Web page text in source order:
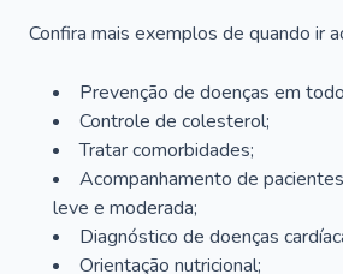
Confira mais exemplos de quando ir
Prevenção de doenças em
Controle de colesterol;
Tratar comorbidades;
Acompanhamento de
leve e moderada;
Diagnóstico de doenças
Orientação nutricional;